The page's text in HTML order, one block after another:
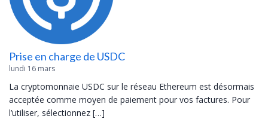
Prise en charge de USDC
lundi 16 mars
La cryptomonnaie USDC sur le réseau Ethereum est désormais
acceptée comme moyen de paiement pour vos factures. Pour
l’utiliser, sélectionnez […]